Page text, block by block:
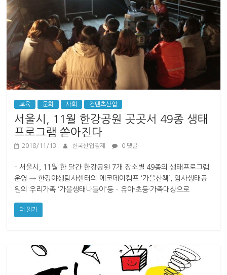
교육 문화 사회 컨텐츠산업
서울시, 11월 한강공원 곳곳서 49종 생태
프로그램 쏟아진다
2018/11/13 한국산업경제 0 댓글
– 서울시, 11월 한 달간 한강공원 7개 장소별 49종의 생태프로그램
운영 → 한강야생탐사센터의 에코데이캠프 ‘가을산책’, 암사생태공
원의 우리가족 ‘가을생태나들이‘등 – 유아·초등·가족대상으로
더 읽기